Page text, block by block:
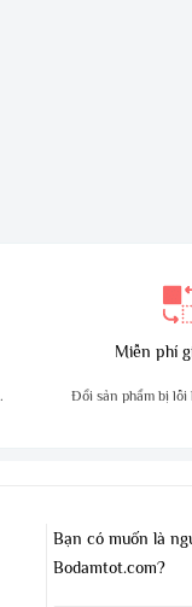
Miễn phí
Đổi sản phẩm bị
Bạn có muốn là
Bodamtot.com?